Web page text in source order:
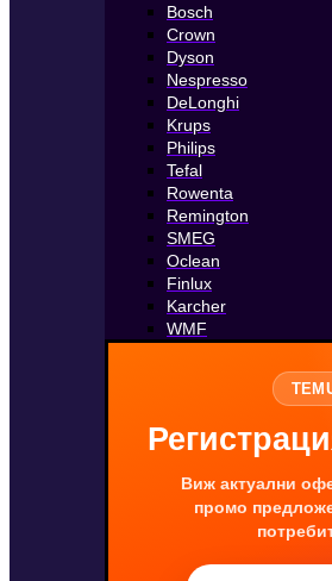
Bosch
Crown
Dyson
Nespresso
DeLonghi
Krups
Philips
Tefal
Rowenta
Remington
SMEG
Oclean
Finlux
Karcher
WMF
Виж актуални
промо